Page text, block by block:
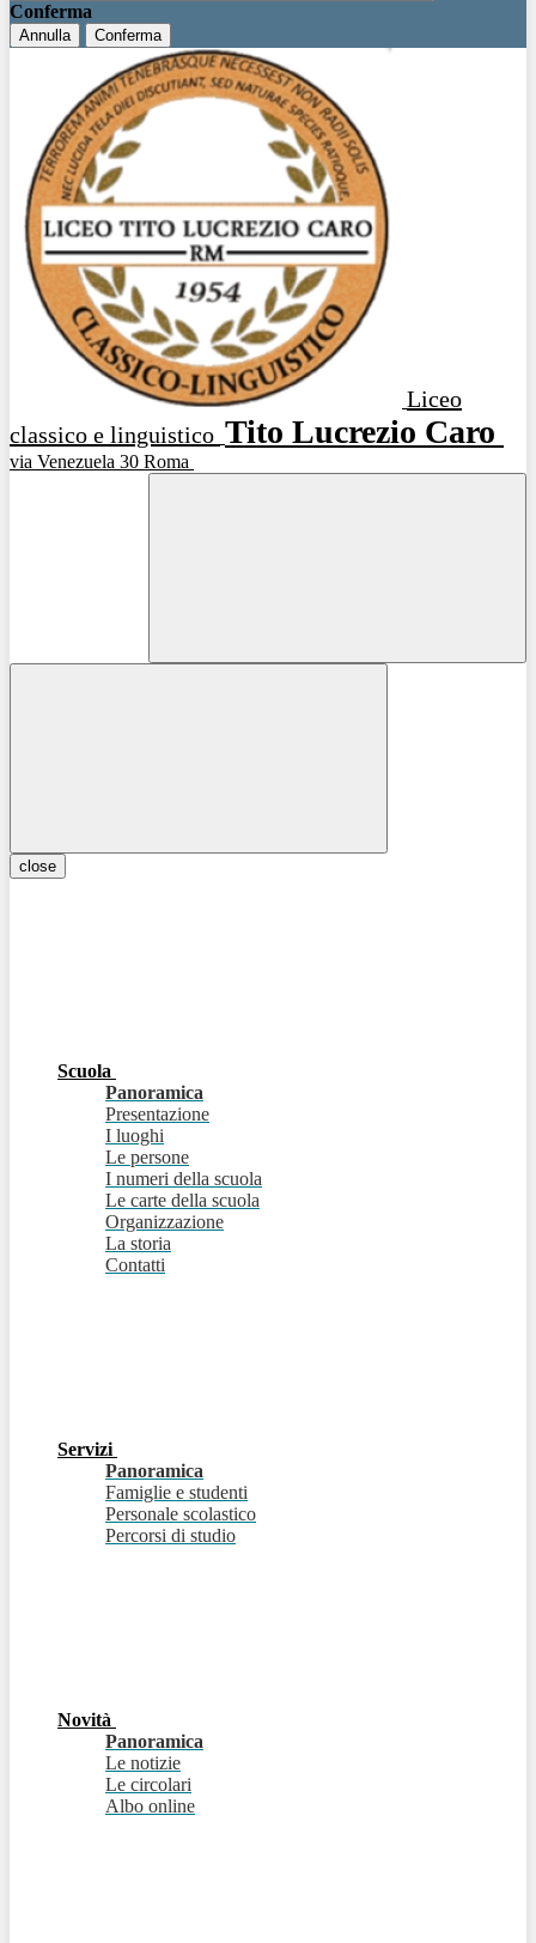
Conferma
Annulla Conferma
Liceo
classico e linguistico Tito Lucrezio Caro
via Venezuela 30 Roma
close
Scuola
Panoramica
Presentazione
I luoghi
Le persone
I numeri della scuola
Le carte della scuola
Organizzazione
La storia
Contatti
Servizi
Panoramica
Famiglie e studenti
Personale scolastico
Percorsi di studio
Novità
Panoramica
Le notizie
Le circolari
Albo online